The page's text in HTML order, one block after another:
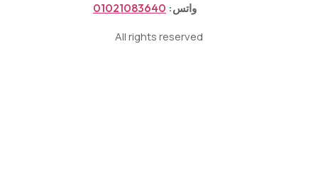
واتس: 01021083640
All rights reserved